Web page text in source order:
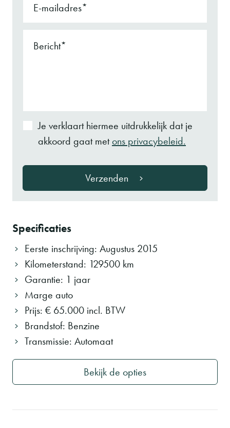
E-mailadres
Bericht
Je verklaart hiermee uitdrukkelijk dat je
akkoord gaat metons privacybeleid.
Verzenden
Specificaties
Eerste inschrijving: Augustus 2015
Kilometerstand: 129500 km
Garantie: 1 jaar
Marge auto
Prijs: € 65.000 incl. BTW
Brandstof: Benzine
Transmissie: Automaat
Bekijk de opties